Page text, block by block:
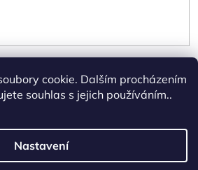
cookie. Dalším procházením
souhlas s jejich používáním..
Nastavení
Vytvořil Shoptet